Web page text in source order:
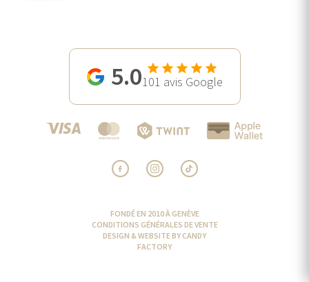
5.0101 avis Google
FONDÉ EN 2010 À GENÈVE
CONDITIONS GÉNÉRALES DE VENTE
DESIGN & WEBSITE BY CANDY
FACTORY